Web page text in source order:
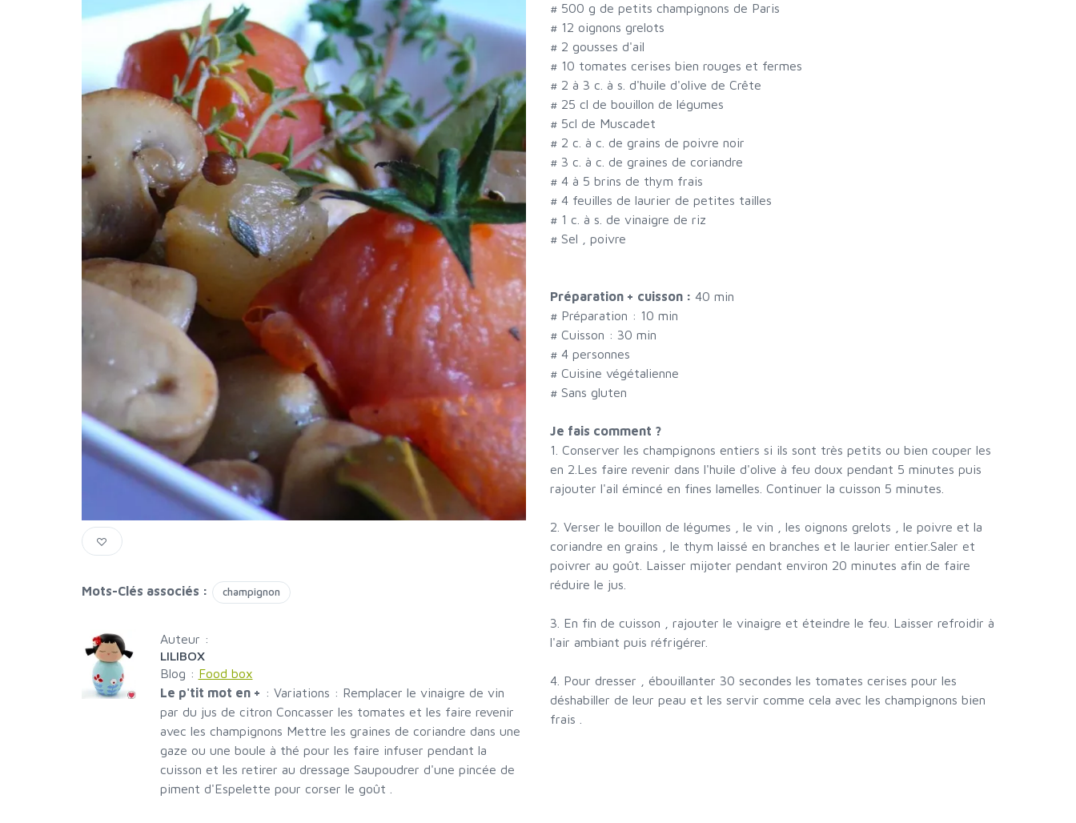
Mots-Clés associés : champignon
Auteur :
LILIBOX
Blog : Food box
Le p'tit mot en + : Variations : Remplacer le vinaigre de vin
par du jus de citron Concasser les tomates et les faire revenir
avec les champignons Mettre les graines de coriandre dans une
gaze ou une boule à thé pour les faire infuser pendant la
cuisson et les retirer au dressage Saupoudrer d'une pincée de
piment d'Espelette pour corser le goût .
# 500 g de petits champignons de Paris
# 12 oignons grelots
# 2 gousses d'ail
# 10 tomates cerises bien rouges et fermes
# 2 à 3 c. à s. d'huile d'olive de Crête
# 25 cl de bouillon de légumes
# 5cl de Muscadet
# 2 c. à c. de grains de poivre noir
# 3 c. à c. de graines de coriandre
# 4 à 5 brins de thym frais
# 4 feuilles de laurier de petites tailles
# 1 c. à s. de vinaigre de riz
# Sel , poivre
Préparation + cuisson : 40 min
# Préparation : 10 min
# Cuisson : 30 min
# 4 personnes
# Cuisine végétalienne
# Sans gluten
Je fais comment ?
1. Conserver les champignons entiers si ils sont très petits ou bien couper les
en 2.Les faire revenir dans l'huile d'olive à feu doux pendant 5 minutes puis
rajouter l'ail émincé en fines lamelles. Continuer la cuisson 5 minutes.
2. Verser le bouillon de légumes , le vin , les oignons grelots , le poivre et la
coriandre en grains , le thym laissé en branches et le laurier entier.Saler et
poivrer au goût. Laisser mijoter pendant environ 20 minutes afin de faire
réduire le jus.
3. En fin de cuisson , rajouter le vinaigre et éteindre le feu. Laisser refroidir à
l'air ambiant puis réfrigérer.
4. Pour dresser , ébouillanter 30 secondes les tomates cerises pour les
déshabiller de leur peau et les servir comme cela avec les champignons bien
frais .